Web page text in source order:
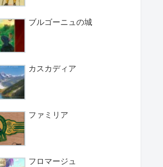
ブルゴーニュの城
カスカディア
ファミリア
フロマージュ